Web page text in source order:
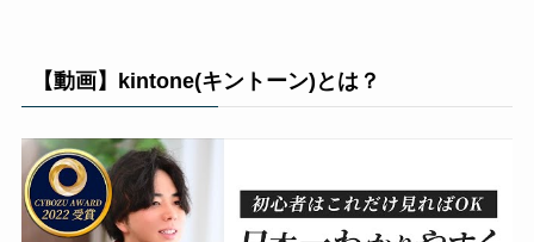
【動画】kintone(キントーン)とは？